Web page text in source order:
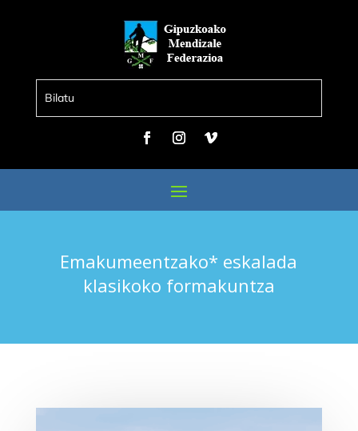
Emakumeentzako* eskalada
klasikoko formakuntza